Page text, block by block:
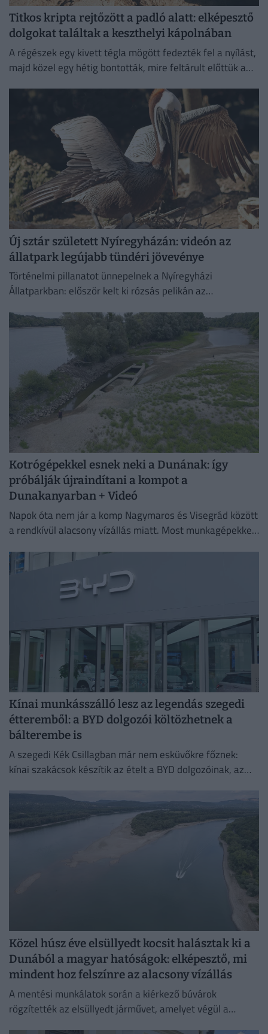
Titkos kripta rejtőzött a padló alatt: elképesztő
dolgokat találtak a keszthelyi kápolnában
A régészek egy kivett tégla mögött fedezték fel a nyílást,
majd közel egy hétig bontották, mire feltárult előttük a
Új sztár született Nyíregyházán: videón az
állatpark legújabb tündéri jövevénye
Történelmi pillanatot ünnepelnek a Nyíregyházi
Állatparkban: először kelt ki rózsás pelikán az
szülő gondosan neveli, a kicsi pedig...
Kotrógépekkel esnek neki a Dunának: így
próbálják újraindítani a kompot a
Dunakanyarban + Videó
Napok óta nem jár a komp Nagymaros és Visegrád között
a rendkívül alacsony vízállás miatt. Most munkagépekkel
biztonságosan...
Kínai munkásszálló lesz az legendás szegedi
étteremből: a BYD dolgozói költözhetnek a
bálterembe is
A szegedi Kék Csillagban már nem esküvőkre főznek:
kínai szakácsok készítik az ételt a BYD dolgozóinak, az
munkásszállás lehet.
Közel húsz éve elsüllyedt kocsit halásztak ki a
Dunából a magyar hatóságok: elképesztő, mi
mindent hoz felszínre az alacsony vízállás
A mentési munkálatok során a kiérkező búvárok
rögzítették az elsüllyedt járművet, amelyet végül a